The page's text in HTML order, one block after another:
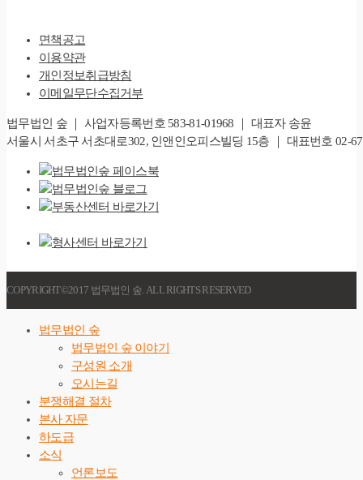
면책공고
이용약관
개인정보취급방침
이메일무단수집거부
법무법인 숲 ｜ 사업자등록번호 583-81-01968 ｜ 대표자 송윤
서울시 서초구 서초대로302, 인앤인오피스빌딩 15층 ｜ 대표번호 02-
COPYRIGHT©2017 법무법인 숲. ALL RIGHTS RESERVED
법무법인 숲
법무법인 숲 이야기
구성원 소개
오시는길
분쟁해결 절차
본사 자문
하도급
소식
언론보도